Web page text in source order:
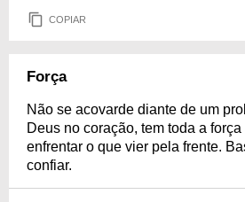
COPIAR
Força
Não se acovarde diante de um
Deus no coração, tem toda a
enfrentar o que vier pela frente.
confiar.